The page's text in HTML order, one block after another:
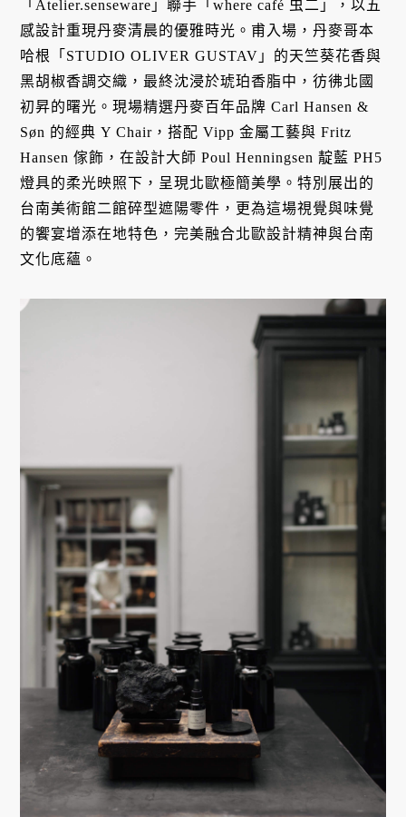
「Atelier.senseware」聯手「where café 虫二」，以五
感設計重現丹麥清晨的優雅時光。甫入場，丹麥哥本
哈根「STUDIO OLIVER GUSTAV」的天竺葵花香與
黑胡椒香調交織，最終沈浸於琥珀香脂中，彷彿北國
初昇的曙光。現場精選丹麥百年品牌 Carl Hansen &
Søn 的經典 Y Chair，搭配 Vipp 金屬工藝與 Fritz
Hansen 傢飾，在設計大師 Poul Henningsen 靛藍 PH5
燈具的柔光映照下，呈現北歐極簡美學。特別展出的
台南美術館二館碎型遮陽零件，更為這場視覺與味覺
的饗宴增添在地特色，完美融合北歐設計精神與台南
文化底蘊。